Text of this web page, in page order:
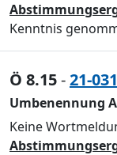
Kenntnis
Ö 8.15-21-
Umbenennung
Keine